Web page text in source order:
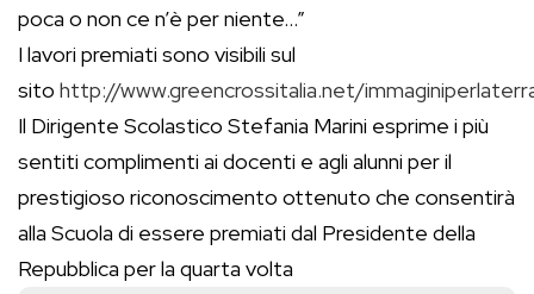
poca o non ce n’è per niente…”
I lavori premiati sono visibili sul
sito http://www.greencrossitalia.net/
Il Dirigente Scolastico Stefania Marini esprime i più
sentiti complimenti ai docenti e agli alunni per il
prestigioso riconoscimento ottenuto che consentirà
alla Scuola di essere premiati dal Presidente della
Repubblica per la quarta volta